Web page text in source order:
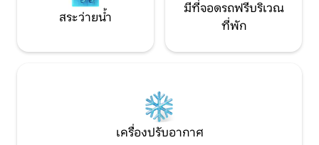
สระว่ายน้ำ
มีที่จอดรถฟรีบริเวณ
ที่พัก
เครื่องปรับอากาศ